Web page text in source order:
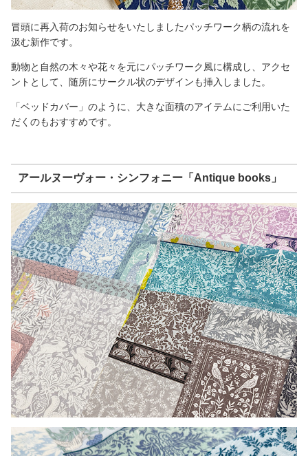
冒頭に再入荷のお知らせをいたしましたパッチワーク柄の流れを
汲む新作です。
動物と自然の木々や花々を元にパッチワーク風に構成し、アクセ
ントとして、随所にサークル状のデザインも挿入しました。
「ベッドカバー」のように、大きな面積のアイテムにご利用いた
だくのもおすすめです。
アールヌーヴォー・シンフォニー「Antique books」